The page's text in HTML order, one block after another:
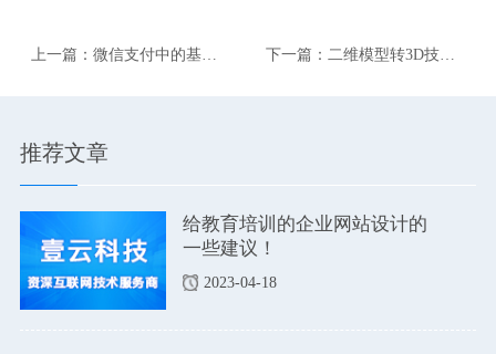
上一篇：微信支付中的基本
下一篇：二维模型转3D技
推荐文章
给教育培训的企业网站设计的
一些建议！
2023-04-18